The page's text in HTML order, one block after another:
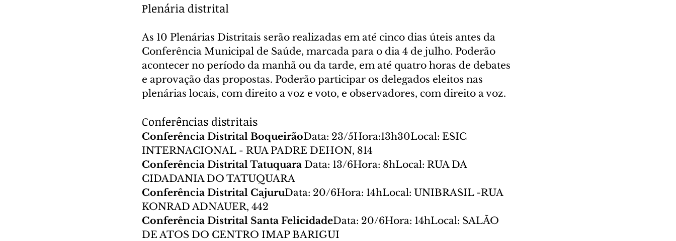
Plenária distrital
As 10 Plenárias Distritais serão realizadas em até cinco dias úteis antes da
Conferência Municipal de Saúde, marcada para o dia 4 de julho. Poderão
acontecer no período da manhã ou da tarde, em até quatro horas de debates
e aprovação das propostas. Poderão participar os delegados eleitos nas
plenárias locais, com direito a voz e voto, e observadores, com direito a voz.
Conferências distritais
Conferência Distrital BoqueirãoData: 23/5Hora:13h30Local: ESIC
INTERNACIONAL - RUA PADRE DEHON, 814
Conferência Distrital Tatuquara Data: 13/6Hora: 8hLocal: RUA DA
CIDADANIA DO TATUQUARA
Conferência Distrital CajuruData: 20/6Hora: 14hLocal: UNIBRASIL -RUA
KONRAD ADNAUER, 442
Conferência Distrital Santa FelicidadeData: 20/6Hora: 14hLocal: SALÃO
DE ATOS DO CENTRO IMAP BARIGUI